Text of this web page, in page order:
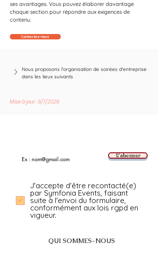
ses avantages. Vous pouvez élaborer davantage
chaque section pour répondre aux exigences de
contenu.
Contactez-nous
Nous proposons l'organisation de soirées d'entreprise
dans les lieux suivants
Mise à jour : 6/7/2026
S'abonner
J'accepte d'être recontacté(e)
par Symfonia Events, faisant
suite à l'envoi du formulaire,
conformément aux lois rgpd en
vigueur.
QUI SOMMES-NOUS